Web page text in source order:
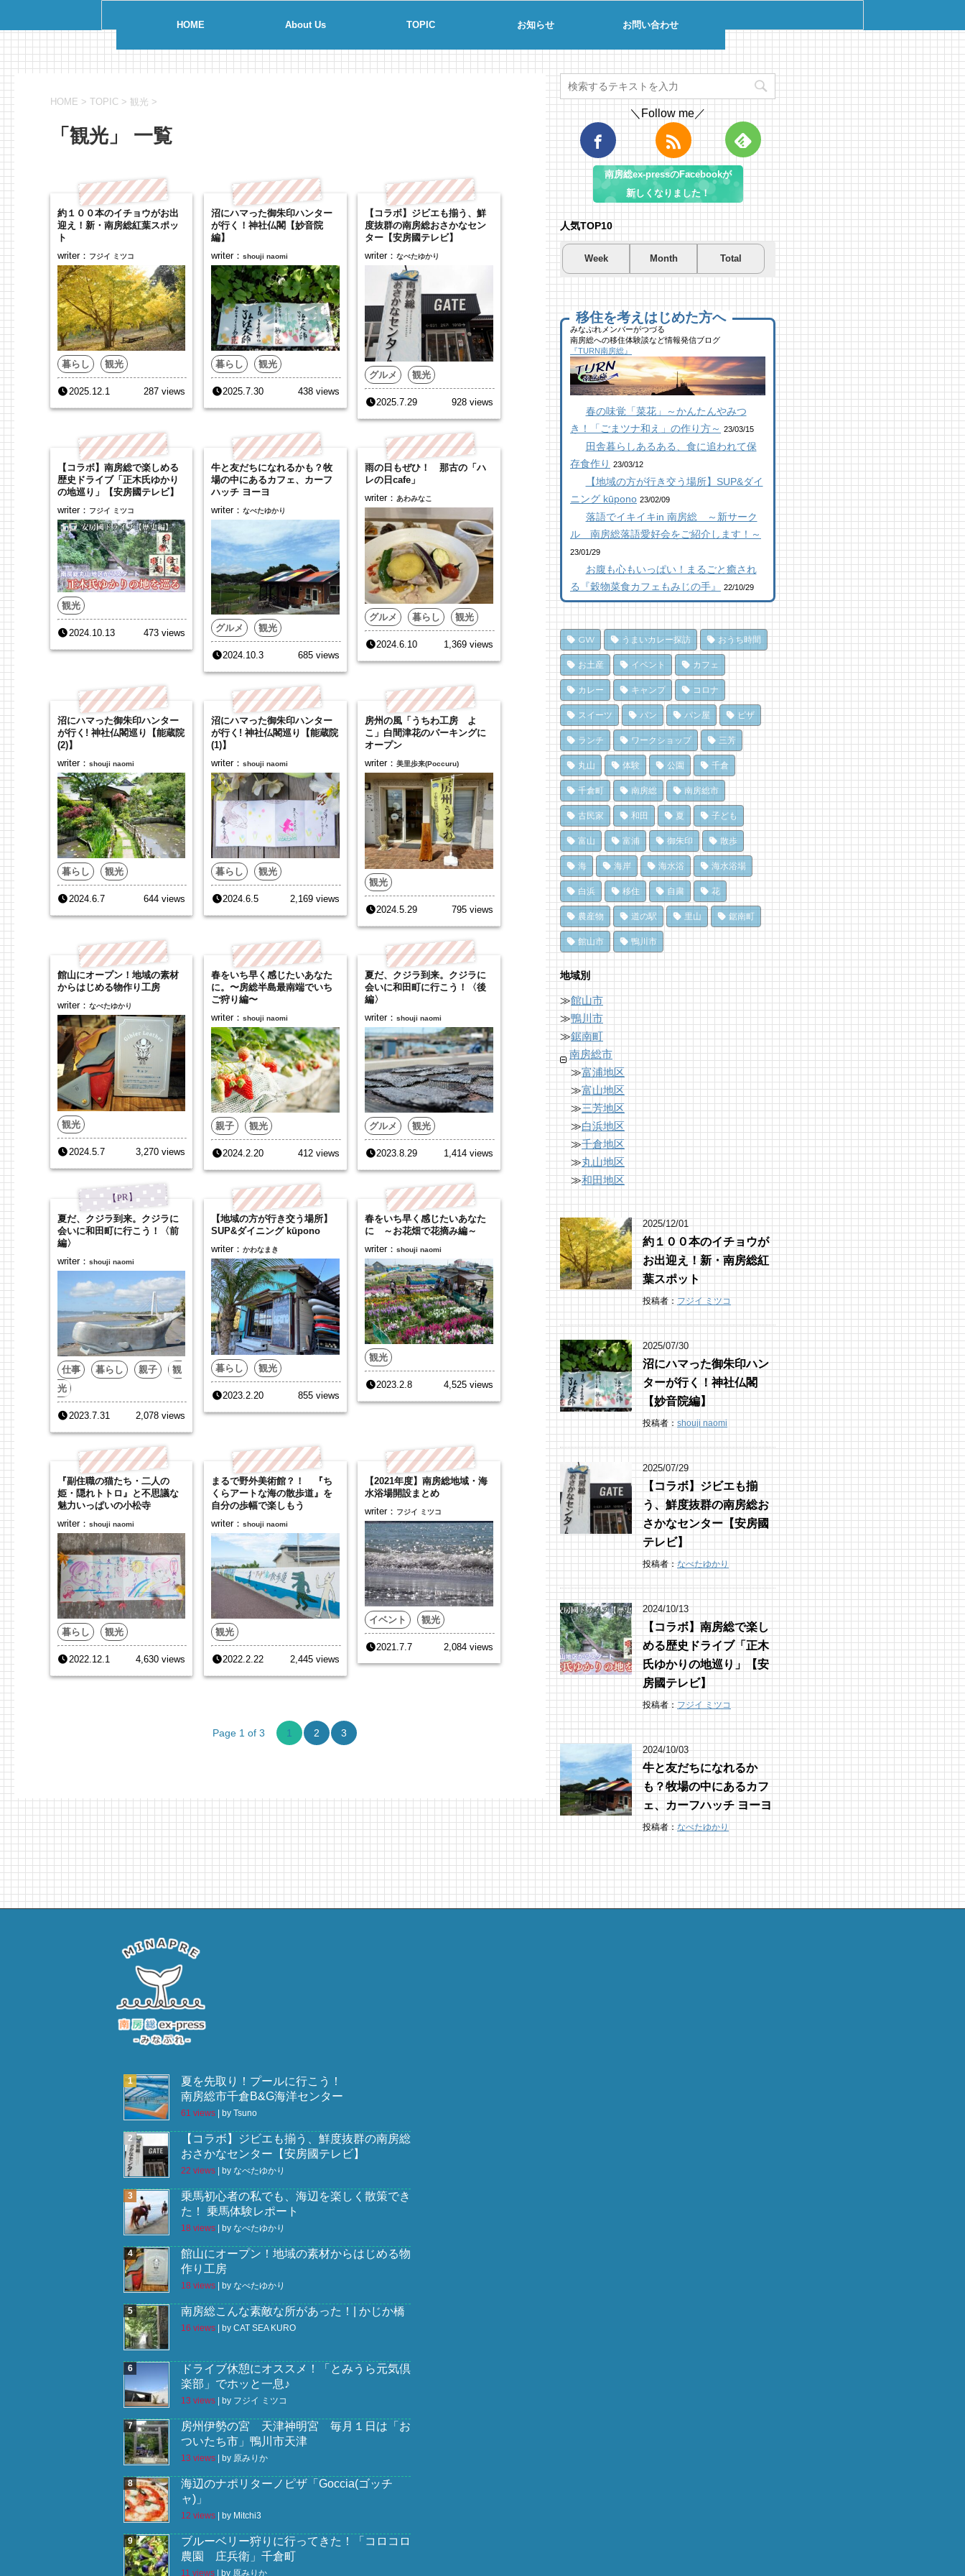
HOME About Us TOPIC お知らせ お問い合わせ
HOME > TOPIC > 観光 >
「観光」 一覧
約１００本のイチョウがお出
迎え！新・南房総紅葉スポッ
ト
writer： フジイ ミツコ
暮らし 観光
2025.12.1 287 views
沼にハマった御朱印ハンター
が行く！神社仏閣【妙音院
編】
writer：shouji naomi
暮らし 観光
2025.7.30 438 views
【コラボ】ジビエも揃う、鮮
度抜群の南房総おさかなセン
ター【安房國テレビ】
writer：なべたゆかり
グルメ 観光
2025.7.29 928 views
【コラボ】南房総で楽しめる
歴史ドライブ「正木氏ゆかり
の地巡り」【安房國テレビ】
writer： フジイ ミツコ
観光
2024.10.13 473 views
牛と友だちになれるかも？牧
場の中にあるカフェ、カーフ
ハッチ ヨーヨ
writer：なべたゆかり
グルメ 観光
2024.10.3 685 views
雨の日もぜひ！ 那古の「ハ
レの日cafe」
writer： あわみなこ
グルメ 暮らし 観光
2024.6.10 1,369 views
沼にハマった御朱印ハンター
が行く! 神社仏閣巡り【能蔵院
(2)】
writer： shouji naomi
暮らし 観光
2024.6.7 644 views
沼にハマった御朱印ハンター
が行く! 神社仏閣巡り【能蔵院
(1)】
writer：shouji naomi
暮らし 観光
2024.6.5 2,169 views
房州の風「うちわ工房 よ
こ」白間津花のパーキングに
オープン
writer：美里歩来(Poccuru)
観光
2024.5.29 795 views
館山にオープン！地域の素材
からはじめる物作り工房
writer： なべたゆかり
観光
2024.5.7 3,270 views
春をいち早く感じたいあなた
に。〜房総半島最南端でいち
ご狩り編〜
writer：shouji naomi
親子 観光
2024.2.20 412 views
夏だ、クジラ到来。クジラに
会いに和田町に行こう！〈後
編〉
writer：shouji naomi
グルメ 観光
2023.8.29 1,414 views
夏だ、クジラ到来。クジラに
会いに和田町に行こう！〈前
編〉
writer： shouji naomi
仕事 暮らし 親子
観
光
2023.7.31 2,078 views
【地域の方が行き交う場所】
SUP&ダイニング kūpono
writer：かわなまき
暮らし 観光
2023.2.20 855 views
春をいち早く感じたいあなた
に ～お花畑で花摘み編～
writer：shouji naomi
観光
2023.2.8 4,525 views
『副住職の猫たち・二人の
姫・隠れトトロ』と不思議な
魅力いっぱいの小松寺
writer： shouji naomi
暮らし 観光
2022.12.1 4,630 views
まるで野外美術館？！ 『ち
くらアートな海の散歩道』を
自分の歩幅で楽しもう
writer：shouji naomi
観光
2022.2.22 2,445 views
【2021年度】南房総地域・海
水浴場開設まとめ
writer： フジイ ミツコ
イベント 観光
2021.7.7 2,084 views
Page 1 of 3 1 2 3
＼Follow me／
南房総ex-pressのFacebookが
新しくなりました！
人気TOP10
Week Month Total
夏を先取り！プールに行こう！
南房総市千倉B&G海洋センター
61 views|byTsuno
【コラボ】ジビエも揃う、鮮度
抜群の南房総おさかなセンター
【安房國テレビ】
22 views|byなべたゆかり
乗馬初心者の私でも、海辺を楽
しく散策できた！ 乗馬体験レ
ポート
18 views | byなべたゆかり
館山にオープン！地域の素材か
らはじめる物作り工房
18 views|
南房総こんな素敵な所があっ
た！| かじか橋
ドライブ休憩にオススメ！「と
みうら元気倶楽部」でホッと一
息♪
13 views|byフジイ ミツコ
房州伊勢の宮 天津神明宮 毎
月１日は「おついたち市」鴨川
市天津
13 views|by原みりか
海辺のナポリターノピザ
「Goccia(ゴッチャ)」
12 views|byMitchi3
ブルーベリー狩りに行ってき
た！「コロコロ農園 庄兵衛」
千倉町
11 views |by原みりか
ひみつだよ？
みつけて幸せ！南房総千倉のな
いしょのカフェ
11 views|byTsuno
夏を先取り！プールに行こう！
南房総市千倉B&G海洋センター
197 views|byTsuno
ブルーベリー狩りに行ってき
た！「コロコロ農園 庄兵衛」
千倉町
112 views|by原みりか
館山にオープン！地域の素材か
らはじめる物作り工房
103 views|by なべたゆかり
南房総こんな素敵な所があっ
た！| かじか橋
101 views|byCAT SEA KURO
【コラボ】ジビエも揃う、鮮度
抜群の南房総おさかなセンター
【安房國テレビ】
夏のごほうびにこだわりのかき
氷を風菓堂で
乗馬初心者の私でも、海辺を楽
しく散策できた！ 乗馬体験レ
ポート
75 views
| byなべたゆかり
夏だ、クジラ到来。クジラに会
いに和田町に行こう！〈前編〉
67 views |byshouji naomi
ドライブ休憩にオススメ！「と
みうら元気倶楽部」でホッと一
息♪
62 views|byフジイ ミツコ
南房総の海を食らう！天然とこ
ろてん専門店
「ところてん小屋 青木」
60 views |by原みりか
海遊び＆キャンプするならコ
コ！南房総のおすすめキャンプ
場まとめ【2】
40,693 views
| by
似顔絵ケーキに感動！館山のケ
ーキ屋さん「プチ アンジュ」
17,147 views|by福美
南房総パン屋めぐり【２】
橋本屋製パン店（館山市）
12,846 views| bychoco-love
南房総こんな素敵な所があっ
た！| かじか橋
12,017 views |byCAT SEA
KURO
南房総の海を食らう！天然とこ
ろてん専門店
10,860 views
|by 原みりか
南房総パン屋めぐり【3】石窯
パン工房そろそろ（鴨川市）前
編パン
10,836 views|bychoco-love
南房総パン屋めぐり【１】
クリケット（鴨川市）
10,470 views|bychoco-love
冬でも楽しめる！沖ノ島の無人
島探検！
10,161 views|by福美
洗濯は持ち帰らない！カフェ併
設のコインランドリーで帰宅前
に洗濯
8,896 views | byなべたゆかり
「房総の駅とみうら」で夕食を
済ませて渋滞を回避しよう！
8,760 views| byari-iku
移住を考えはじめた方へ
みなぷれメンバーがつづる
南房総への移住体験談など情報発信ブログ
『TURN南房総』
春の味覚「菜花」～かんたんやみつ
き！「ごまツナ和え」の作り方～ 23/03/15
田舎暮らしあるある、食に追われて保
存食作り 23/03/12
【地域の方が行き交う場所】SUP&ダイ
ニング kūpono 23/02/09
落語でイキイキin 南房総 ～新サーク
ル 南房総落語愛好会をご紹介します！～
23/01/29
お腹も心もいっぱい！まるごと癒され
る『穀物菜食カフェもみじの手』
22/10/29
GW うまいカレー探訪 おうち時間
お土産 イベント カフェ
カレー キャンプ コロナ
スイーツ パン パン屋 ピザ
ランチ ワークショップ 三芳
丸山 体験 公園 千倉
千倉町 南房総 南房総市
古民家 和田 夏 子ども
富山 富浦 御朱印 散歩
海 海岸 海水浴 海水浴場
白浜 移住 自粛 花
農産物 道の駅 里山 鋸南町
館山市 鴨川市
地域別
≫館山市
≫鴨川市
≫鋸南町
南房総市
≫富浦地区
≫富山地区
≫三芳地区
≫白浜地区
≫千倉地区
≫丸山地区
≫和田地区
2025/12/01
約１００本のイチョウが
お出迎え！新・南房総紅
葉スポット
投稿者：フジイ ミツコ
2025/07/30
沼にハマった御朱印ハン
ターが行く！神社仏閣
【妙音院編】
投稿者：shouji naomi
2025/07/29
【コラボ】ジビエも揃
う、鮮度抜群の南房総お
さかなセンター【安房國
テレビ】
投稿者：なべたゆかり
2024/10/13
【コラボ】南房総で楽し
める歴史ドライブ「正木
氏ゆかりの地巡り」【安
房國テレビ】
投稿者：フジイ ミツコ
2024/10/03
牛と友だちになれるか
も？牧場の中にあるカフ
ェ、カーフハッチ ヨーヨ
投稿者：なべたゆかり
夏を先取り！プールに行こう！
南房総市千倉B&G海洋センター
61 views by Tsuno
【コラボ】ジビエも揃う、鮮度抜群の南房総
おさかなセンター【安房國テレビ】
22 views by なべたゆかり
乗馬初心者の私でも、海辺を楽しく散策でき
た！ 乗馬体験レポート
18 views by なべたゆかり
館山にオープン！地域の素材からはじめる物
作り工房
18 views by なべたゆかり
南房総こんな素敵な所があった！| かじか橋
16 views by CAT SEA KURO
ドライブ休憩にオススメ！「とみうら元気倶
楽部」でホッと一息♪
13 views by フジイ ミツコ
房州伊勢の宮 天津神明宮 毎月１日は「お
ついたち市」鴨川市天津
13 views by 原みりか
海辺のナポリターノピザ「Goccia(ゴッチ
ャ)」
12 views by Mitchi3
ブルーベリー狩りに行ってきた！「コロコロ
農園 庄兵衛」千倉町
11 views by 原みりか